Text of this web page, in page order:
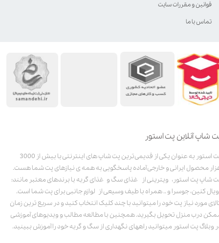
شاپ آنلاین پت استور
پت استور به عنوان یکی از قدیمی‌ترین پت شاپ های اینترنتی با بیش از 3000
محصول ایرانی و خارجی آماده پاسخگویی به همه ی نیازهای پت شما هست.
شاپ پت استور، ویترینی از غذای سگ و غذای گربه با برندهای معتبر مانند:
کنین، جوسرا و .. همراه با طیف وسیعی از لوازم جانبی برای پت شما است.
مورد نیاز پت خود را میتوانید با چند کلیک انتخاب کنید و در سریع ترین زمان
درب منزل تحویل بگیرید. همچنین با مطالعه مطالب و ویدیوهای آموزشی
وبلاگ پت استور میتوانید راههای نگهداری از سگ و گربه خود را آموزش ببینید.
قوانین و مقررات سایت
تماس با ما